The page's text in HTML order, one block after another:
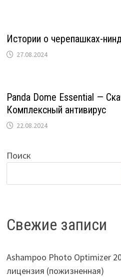
Истории о черепашках-
27.08.2024
Panda Dome Essential —
Комплексный антивирус
22.08.2024
Поиск
Свежие записи
Ashampoo Photo Optimizer
лицензия (пожизненная)